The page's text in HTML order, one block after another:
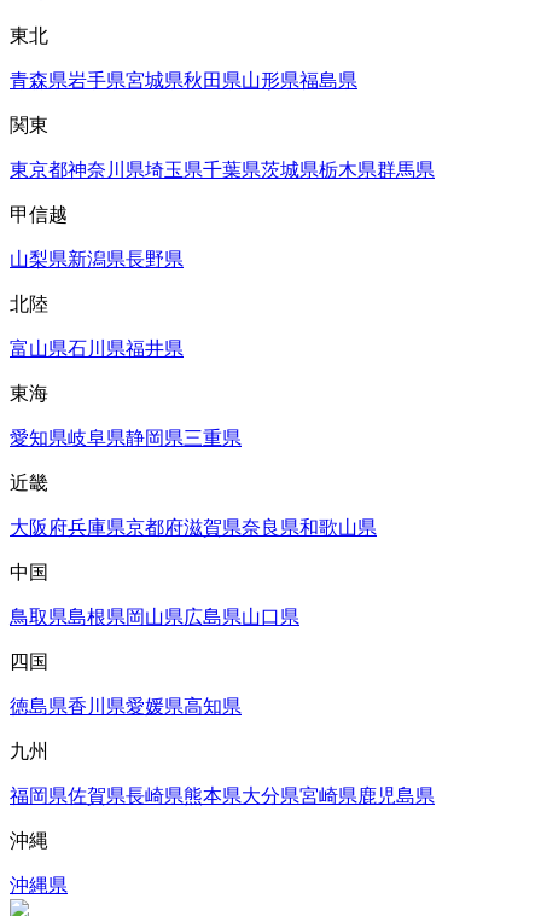
東北
青森県岩手県宮城県秋田県山形県福島県
関東
東京都神奈川県埼玉県千葉県茨城県栃木県群馬県
甲信越
山梨県新潟県長野県
北陸
富山県石川県福井県
東海
愛知県岐阜県静岡県三重県
近畿
大阪府兵庫県京都府滋賀県奈良県和歌山県
中国
鳥取県島根県岡山県広島県山口県
四国
徳島県香川県愛媛県高知県
九州
福岡県佐賀県長崎県熊本県大分県宮崎県鹿児島県
沖縄
沖縄県